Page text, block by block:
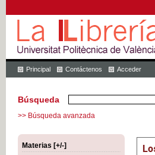
Principal Contáctenos Acceder
Búsqueda
>> Búsqueda avanzada
Materias [+/-]